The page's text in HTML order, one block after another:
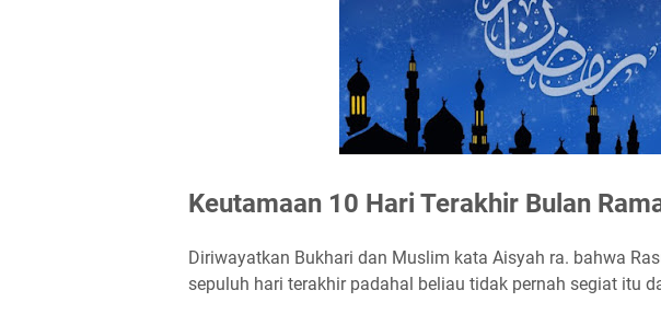
Keutamaan 10 Hari Terakhir Bulan
Diriwayatkan Bukhari dan Muslim kata Aisyah ra. bahwa
sepuluh hari terakhir padahal beliau tidak pernah segiat itu